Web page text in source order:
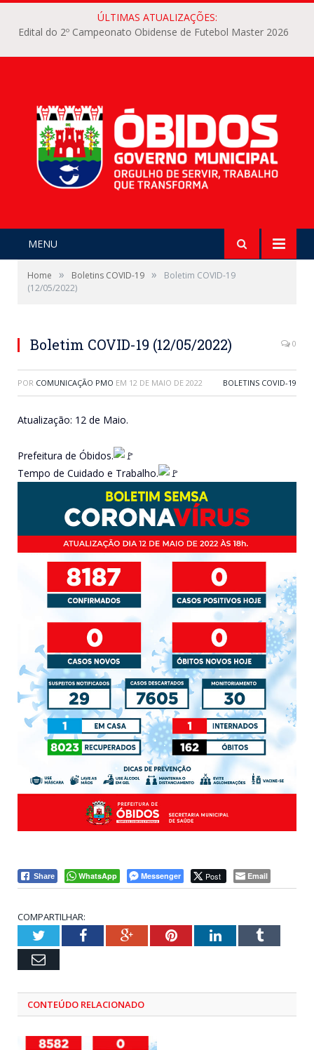
ÚLTIMAS ATUALIZAÇÕES:
Edital do 2º Campeonato Obidense de Futebol Master 2026
MENU
Home » Boletins COVID-19 »
Boletim COVID-19
(12/05/2022)
Boletim COVID-19 (12/05/2022) 0
POR COMUNICAÇÃO PMO EM 12 DE MAIO DE 2022 BOLETINS COVID-19
Atualização: 12 de Maio.
Prefeitura de Óbidos.
Tempo de Cuidado e Trabalho.
Share WhatsApp Messenger Post Email
COMPARTILHAR:
TwitterFacebookGoogle+PinterestLinkedInTumblr
Email
CONTEÚDO RELACIONADO